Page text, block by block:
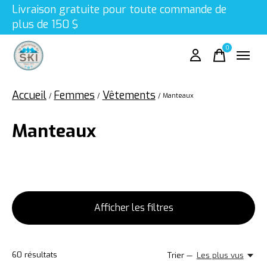
Livraison gratuite pour toute commande de
plus de 150 $
0items
Accueil / Femmes / Vêtements / Manteaux
Manteaux
Afficher les filtres
60 résultats Trier — Les plus vus